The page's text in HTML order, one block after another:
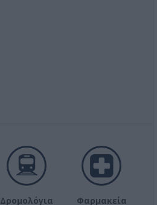
Δρομολόγια
Φαρμακεία